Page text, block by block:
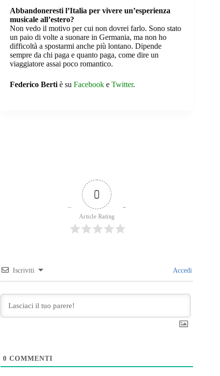
Abbandoneresti l’Italia per vivere un’esperienza
musicale all’estero?
Non vedo il motivo per cui non dovrei farlo. Sono stato
un paio di volte a suonare in Germania, ma non ho
difficoltà a spostarmi anche più lontano. Dipende
sempre da chi paga e quanto paga, come dire un
viaggiatore assai poco romantico.
Federico Berti è su Facebook e Twitter.
0
Article Rating
Iscriviti Accedi
0 COMMENTI